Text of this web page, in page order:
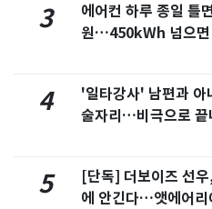
3
에어컨 하루 종일 틀
원…450kWh 넘으
4
'일타강사' 남편과 아
술자리…비극으로 끝
5
[단독] 더보이즈 선
에 안긴다…앳에어리